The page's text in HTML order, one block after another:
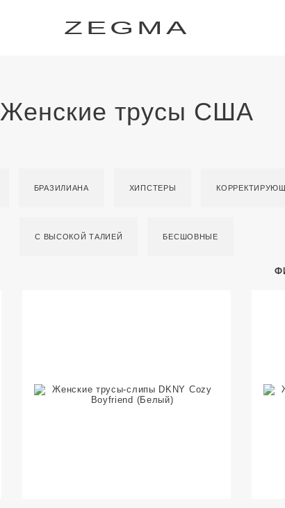
ZEGMA
Женские трусы США
БРАЗИЛИАНА ХИПСТЕРЫ
С ВЫСОКОЙ ТАЛИЕЙ БЕСШОВНЫЕ